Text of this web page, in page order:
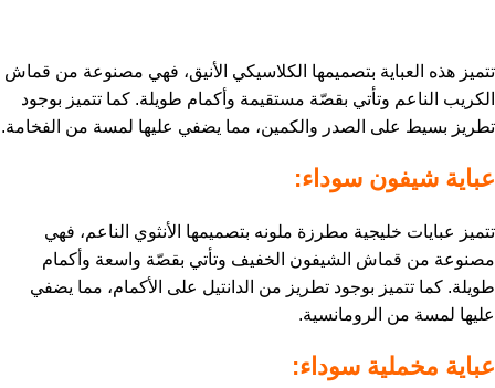
تتميز هذه العباية بتصميمها الكلاسيكي الأنيق، فهي مصنوعة من قماش
الكريب الناعم وتأتي بقصّة مستقيمة وأكمام طويلة. كما تتميز بوجود
تطريز بسيط على الصدر والكمين، مما يضفي عليها لمسة من الفخامة.
عباية شيفون سوداء:
تتميز عبايات خليجية مطرزة ملونه بتصميمها الأنثوي الناعم، فهي
مصنوعة من قماش الشيفون الخفيف وتأتي بقصّة واسعة وأكمام
طويلة. كما تتميز بوجود تطريز من الدانتيل على الأكمام، مما يضفي
عليها لمسة من الرومانسية.
عباية مخملية سوداء: